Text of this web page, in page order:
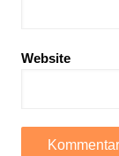
Website